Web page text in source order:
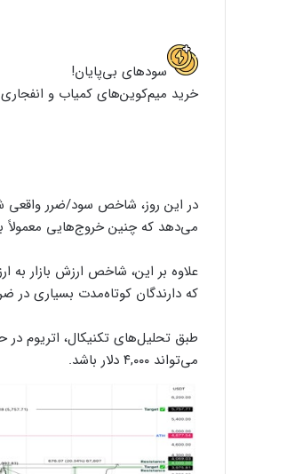
سود‌های بی‌پایان!
خرید میم‌کوین‌های کمیاب و انفجاری
می‌دهد که چنین خروج‌هایی
که دارندگان کوتاه‌مدت بسیاری
طبق تحلیل‌های تکنیکال، اتریوم
می‌تواند ۴,۰۰۰ دلار باشد.